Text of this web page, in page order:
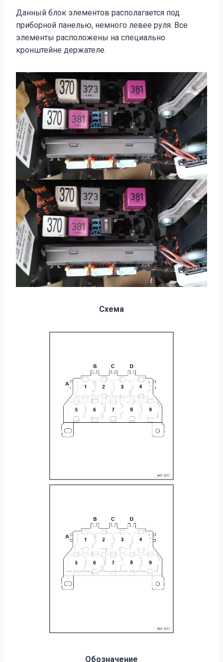
Данный блок элементов располагается под
приборной панелью, немного левее руля. Все
элементы расположены на специально
кронштейне держателе.
Схема
Обозначение